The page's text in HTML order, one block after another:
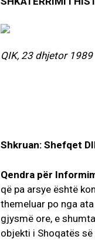
QIK, 23 dhjetor 1989
Shkruan: Shefqet
Qendra për
që pa arsye është
themeluar po nga
gjysmë ore, e
objekti i Shoqatës